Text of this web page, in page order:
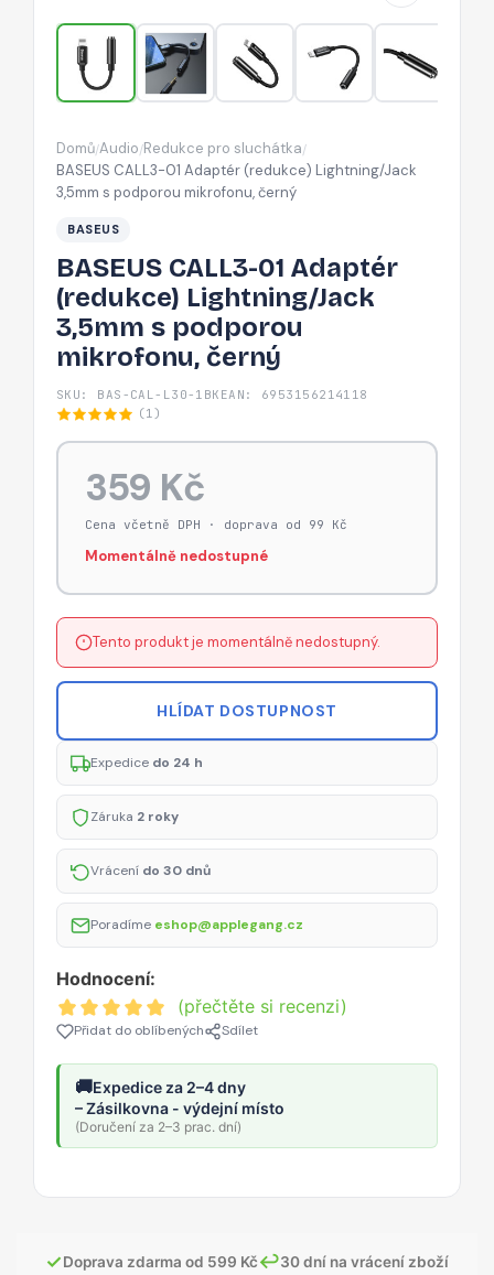
3,5mm
s
podporou
mikrofonu,
Domů/Audio/Redukce pro sluchátka/
BASEUS CALL3-01 Adaptér (redukce) Lightning/Jack
3,5mm s podporou mikrofonu, černý
BASEUS
BASEUS CALL3-01 Adaptér
(redukce) Lightning/Jack
3,5mm s podporou
mikrofonu, černý
SKU: BAS-CAL-L30-1BK EAN: 6953156214118
(1)
359 Kč
Cena včetně DPH · doprava od 99 Kč
Momentálně nedostupné
Tento produkt je momentálně nedostupný.
HLÍDAT DOSTUPNOST
Expedice do 24 h
Záruka 2 roky
Vrácení do 30 dnů
Poradíme eshop@applegang.cz
Hodnocení:
(přečtěte si recenzi)
Přidat do oblíbených Sdílet
🚚Expedice za 2–4 dny
– Zásilkovna - výdejní místo
(Doručení za 2–3 prac. dní)
✓Doprava zdarma od 599 Kč↩30 dní na vrácení zboží